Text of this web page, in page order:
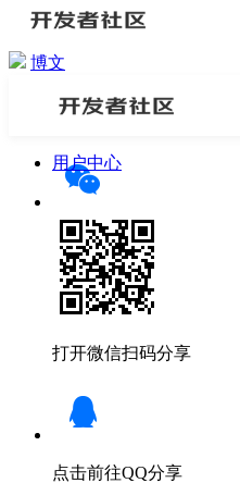
博文
用户中心
开发者社区>博文>Being
打开微信扫码分享
点击前往QQ分享